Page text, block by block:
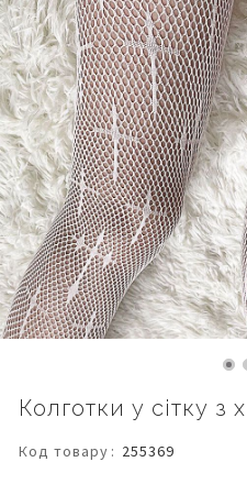
Колготки у сітку з
Код товару 255369
галереї